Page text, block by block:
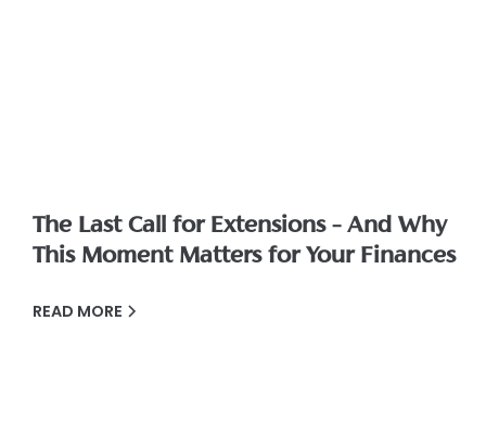
The Last Call for Extensions – And Why
This Moment Matters for Your Finances
READ MORE